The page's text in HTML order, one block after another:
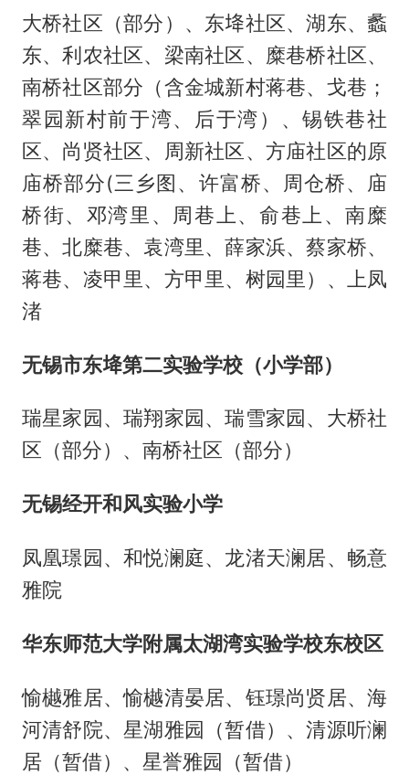
大桥社区（部分）、东鿍社区、湖东、蠡
东、利农社区、梁南社区、糜巷桥社区、
南桥社区部分（含金城新村蒋巷、戈巷；
翠园新村前于湾、后于湾）、锡铁巷社
区、尚贤社区、周新社区、方庙社区的原
庙桥部分(三乡图、许富桥、周仓桥、庙
桥街、邓湾里、周巷上、俞巷上、南糜
巷、北糜巷、袁湾里、薛家浜、蔡家桥、
蒋巷、凌甲里、方甲里、树园里）、上凤
渚
无锡市东鿍第二实验学校（小学部）
瑞星家园、瑞翔家园、瑞雪家园、大桥社
区（部分）、南桥社区（部分）
无锡经开和风实验小学
凤凰璟园、和悦澜庭、龙渚天澜居、畅意
雅院
华东师范大学附属太湖湾实验学校东校区
愉樾雅居、愉樾清晏居、钰璟尚贤居、海
河清舒院、星湖雅园（暂借）、清源听澜
居（暂借）、星誉雅园（暂借）